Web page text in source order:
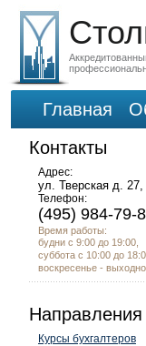
Главная
Контакты
Адрес:
ул. Тверская д. 27,
Телефон:
(495) 984-79-
Время работы:
будни с 9:00 до 19:00,
суббота с 10:00 до
воскресенье -
Направления
Курсы бухгалтеров